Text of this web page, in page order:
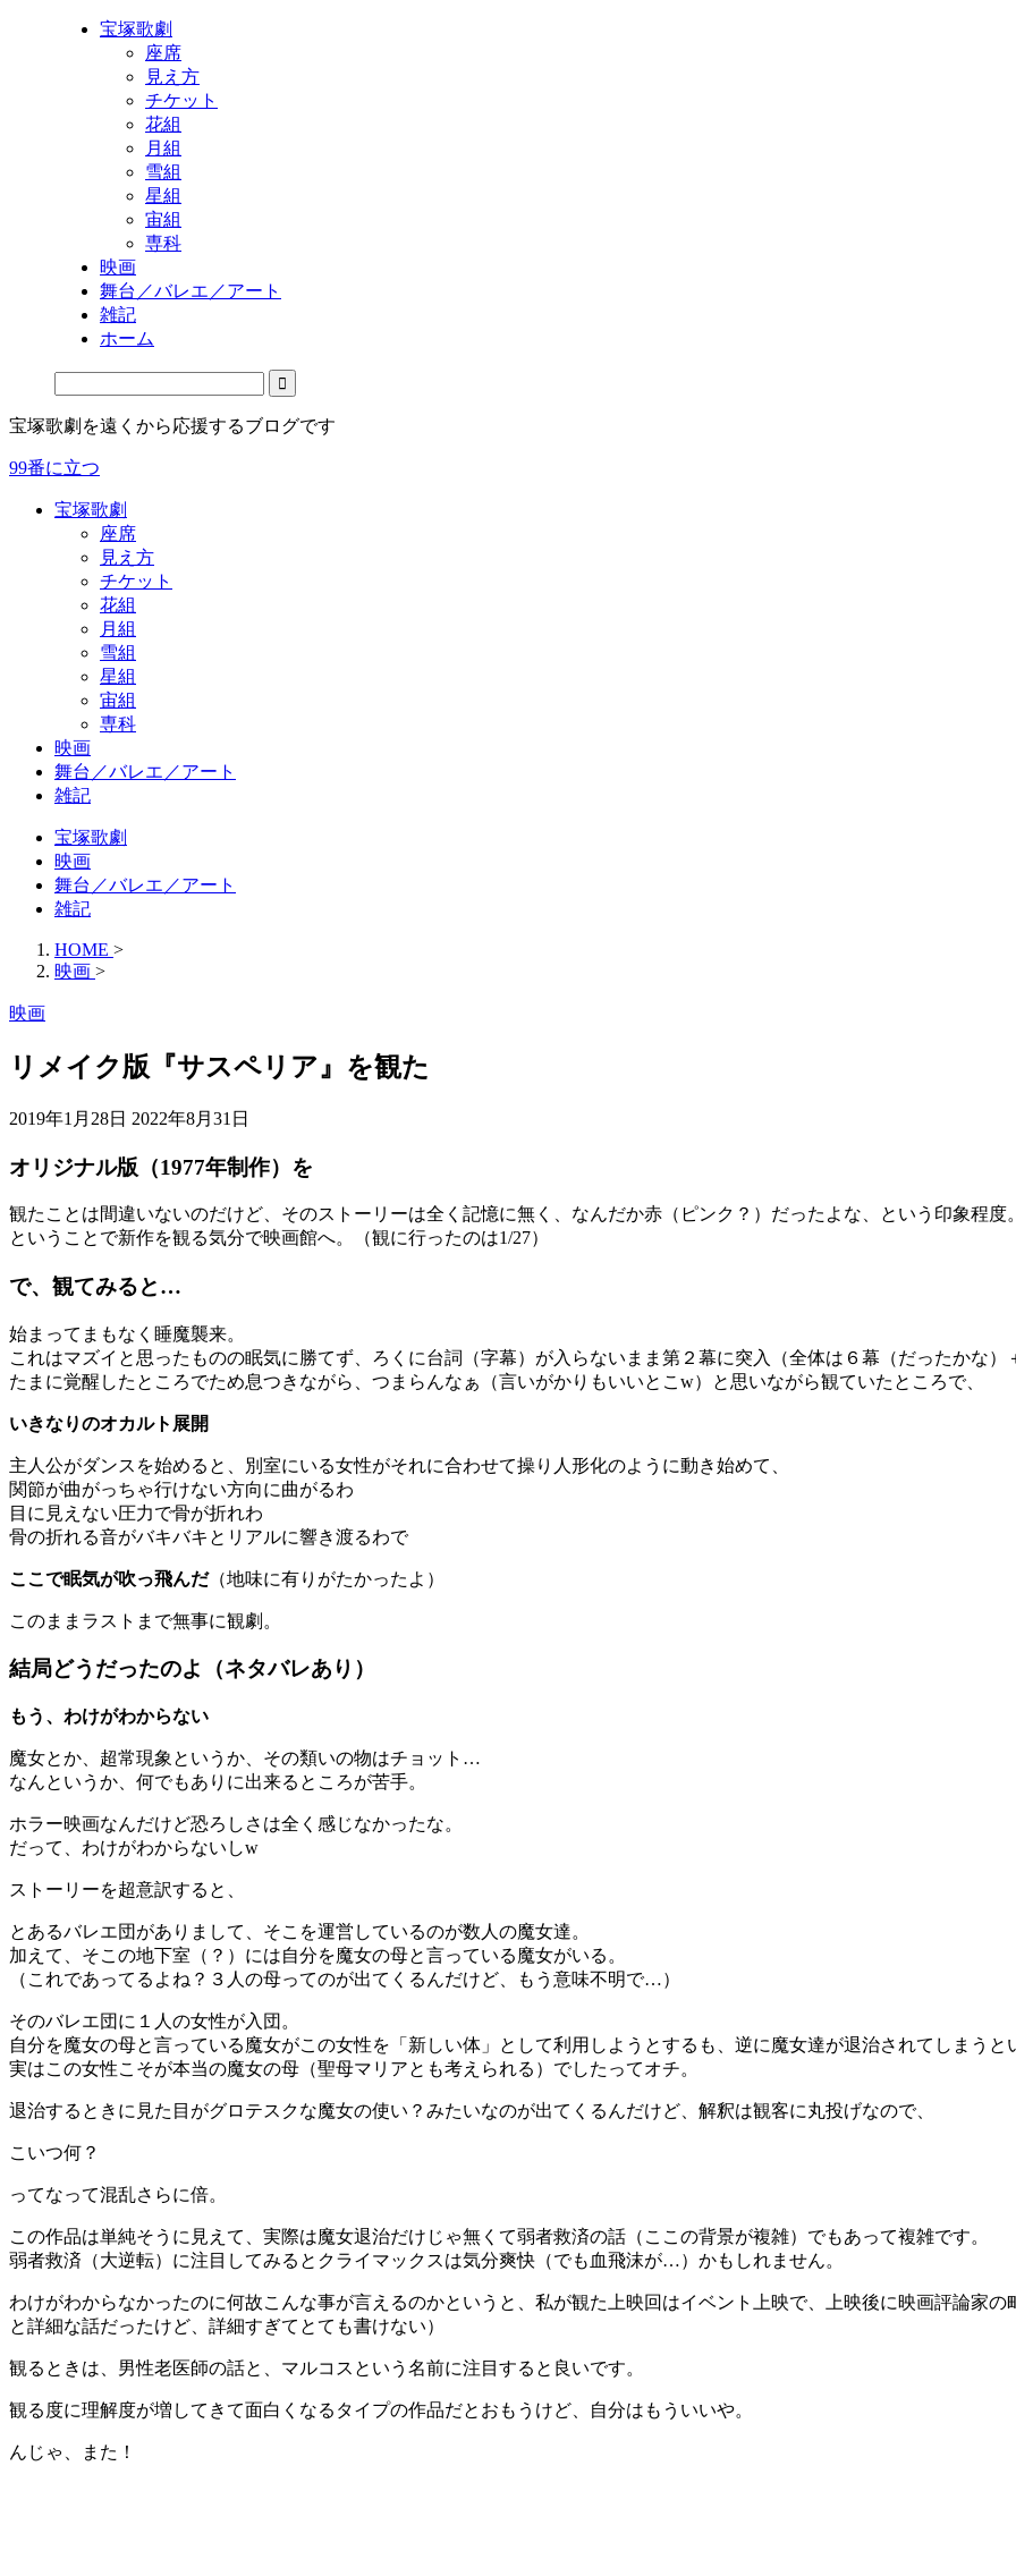
宝塚歌劇
座席
見え方
チケット
花組
月組
雪組
星組
宙組
専科
映画
舞台／バレエ／アート
雑記
ホーム
宝塚歌劇を遠くから応援するブログです
99番に立つ
宝塚歌劇
座席
見え方
チケット
花組
月組
雪組
星組
宙組
専科
映画
舞台／バレエ／アート
雑記
宝塚歌劇
映画
舞台／バレエ／アート
雑記
HOME >
映画 >
映画
リメイク版『サスペリア』を観た
2019年1月28日 2022年8月31日
オリジナル版（1977年制作）を
観たことは間違いないのだけど、そのストーリーは全く記憶に無く、なんだか赤（ピンク？）だったよな、という印象程度。
ということで新作を観る気分で映画館へ。（観に行ったのは1/27）
で、観てみると…
始まってまもなく睡魔襲来。
これはマズイと思ったものの眠気に勝てず、ろくに台詞（字幕）が入らないまま第２幕に突入（全体は６幕（だったかな）
たまに覚醒したところでため息つきながら、つまらんなぁ（言いがかりもいいとこw）と思いながら観ていたところで、
いきなりのオカルト展開
主人公がダンスを始めると、別室にいる女性がそれに合わせて操り人形化のように動き始めて、
関節が曲がっちゃ行けない方向に曲がるわ
目に見えない圧力で骨が折れわ
骨の折れる音がバキバキとリアルに響き渡るわで
ここで眠気が吹っ飛んだ（地味に有りがたかったよ）
このままラストまで無事に観劇。
結局どうだったのよ（ネタバレあり）
もう、わけがわからない
魔女とか、超常現象というか、その類いの物はチョット…
なんというか、何でもありに出来るところが苦手。
ホラー映画なんだけど恐ろしさは全く感じなかったな。
だって、わけがわからないしw
ストーリーを超意訳すると、
とあるバレエ団がありまして、そこを運営しているのが数人の魔女達。
加えて、そこの地下室（？）には自分を魔女の母と言っている魔女がいる。
（これであってるよね？３人の母ってのが出てくるんだけど、もう意味不明で…）
そのバレエ団に１人の女性が入団。
自分を魔女の母と言っている魔女がこの女性を「新しい体」として利用しようとするも、逆に魔女達が退治されてしまうと
実はこの女性こそが本当の魔女の母（聖母マリアとも考えられる）でしたってオチ。
退治するときに見た目がグロテスクな魔女の使い？みたいなのが出てくるんだけど、解釈は観客に丸投げなので、
こいつ何？
ってなって混乱さらに倍。
この作品は単純そうに見えて、実際は魔女退治だけじゃ無くて弱者救済の話（ここの背景が複雑）でもあって複雑です。
弱者救済（大逆転）に注目してみるとクライマックスは気分爽快（でも血飛沫が…）かもしれません。
わけがわからなかったのに何故こんな事が言えるのかというと、私が観た上映回はイベント上映で、上映後に映画評論家
と詳細な話だったけど、詳細すぎてとても書けない）
観るときは、男性老医師の話と、マルコスという名前に注目すると良いです。
観る度に理解度が増してきて面白くなるタイプの作品だとおもうけど、自分はもういいや。
んじゃ、また！